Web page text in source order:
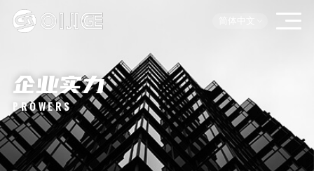
企业实力
PROWERS